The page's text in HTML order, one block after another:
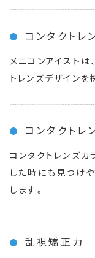
コンタクトレ
メニコンアイスト
トレンズデザイン
コンタクト
コンタクトレンズカ
した時にも見つけ
します。
乱視矯正力